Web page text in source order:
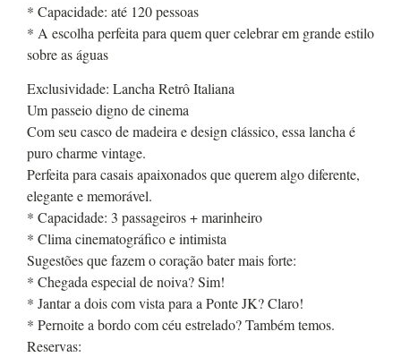
* Capacidade: até 120 pessoas
* A escolha perfeita para quem quer celebrar em grande estilo
sobre as águas
Exclusividade: Lancha Retrô Italiana
Um passeio digno de cinema
Com seu casco de madeira e design clássico, essa lancha é
puro charme vintage.
Perfeita para casais apaixonados que querem algo diferente,
elegante e memorável.
* Capacidade: 3 passageiros + marinheiro
* Clima cinematográfico e intimista
Sugestões que fazem o coração bater mais forte:
* Chegada especial de noiva? Sim!
* Jantar a dois com vista para a Ponte JK? Claro!
* Pernoite a bordo com céu estrelado? Também temos.
Reservas: